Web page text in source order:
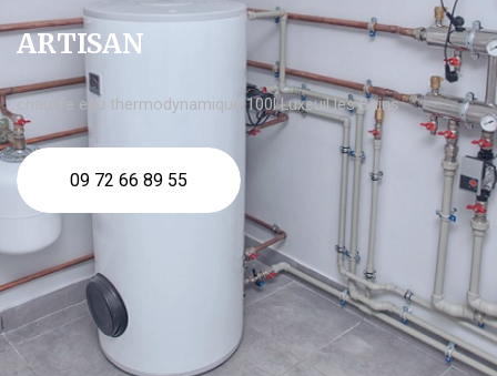
ARTISAN
chauffe eau thermodynamique 100l Luxeuil les Bains
09 72 66 89 55